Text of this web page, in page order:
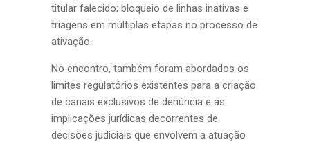
titular falecido; bloqueio de linhas inativas e
triagens em múltiplas etapas no processo de
ativação.
No encontro, também foram abordados os
limites regulatórios existentes para a criação
de canais exclusivos de denúncia e as
implicações jurídicas decorrentes de
decisões judiciais que envolvem a atuação